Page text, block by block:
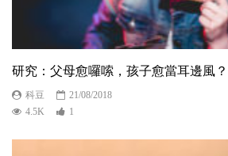
研究：父母愈囉嗦，孩子愈當耳邊風？
科豆
21/08/2018
4.5K
1